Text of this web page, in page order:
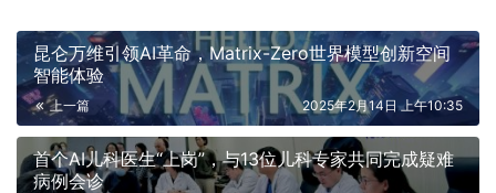
昆仑万维引领AI革命，Matrix-Zero世界模型创新空间
智能体验
上一篇 2025年2月14日 上午10:35
首个AI儿科医生“上岗”，与13位儿科专家共同完成疑难
病例会诊